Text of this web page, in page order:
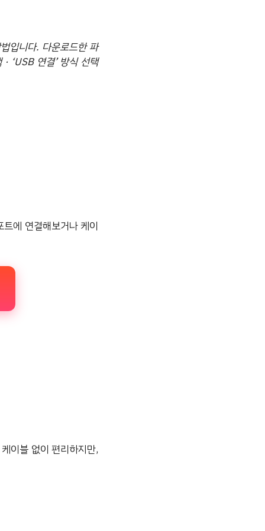
입니다. 다운로드한 파
‘USB 연결’ 방식 선택
에 연결해보거나 케이
이블 없이 편리하지만,